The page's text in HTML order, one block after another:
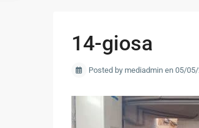
14-giosa
Posted by mediadmin en 05/